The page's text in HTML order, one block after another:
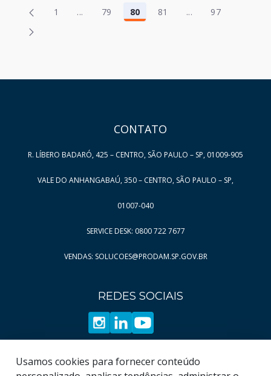
Entradas por Página
Página
1 ...Páginas intermediárias Usar ABA para
Página
Página
Página
Página
19
Página
79 Página
80 Página
81 ...Páginas
Página
82
Página
88
Página
91
Página
92
Página
Página
97
CONTATO
R. LÍBERO BADARÓ, 425 – CENTRO, SÃO PAULO – SP, 01009-905
VALE DO ANHANGABAÚ, 350 – CENTRO, SÃO PAULO – SP,
01007-040
SERVICE DESK: 0800 722 7677
VENDAS: SOLUCOES@PRODAM.SP.GOV.BR
REDES SOCIAIS
Usamos cookies para fornecer conteúdo